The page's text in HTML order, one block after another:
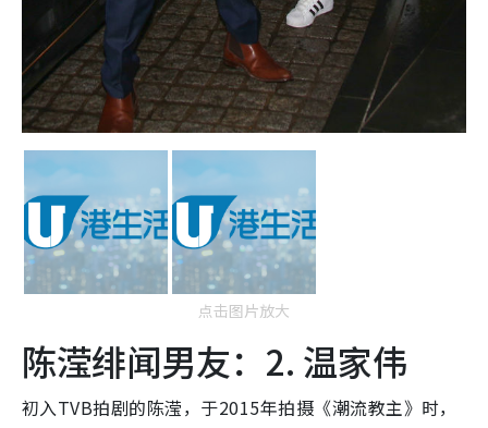
点击图片放大
陈滢绯闻男友：2. 温家伟
初入TVB拍剧的陈滢，于2015年拍摄《潮流教主》时，